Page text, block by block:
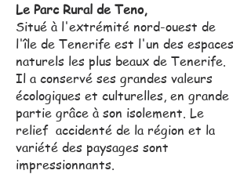
Le Parc Rural de Teno,
Situé à l'extrémité nord-ouest de
l'île de Tenerife est l'un des espaces
naturels les plus beaux de Tenerife.
Il a conservé ses grandes valeurs
écologiques et culturelles, en grande
partie grâce à son isolement. Le
relief accidenté de la région et la
variété des paysages sont
impressionnants.